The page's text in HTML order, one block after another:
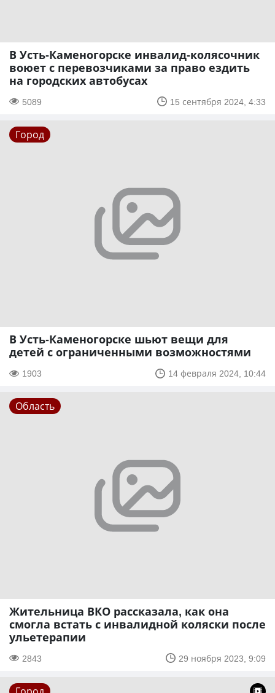
В Усть-Каменогорске инвалид-колясочник
воюет с перевозчиками за право ездить
на городских автобусах
5089 15 сентября 2024, 4:33
Город
В Усть-Каменогорске шьют вещи для
детей с ограниченными возможностями
1903 14 февраля 2024, 10:44
Область
Жительница ВКО рассказала, как она
смогла встать с инвалидной коляски после
ульетерапии
2843 29 ноября 2023, 9:09